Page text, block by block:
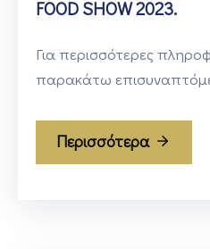
FOOD SHOW 2023.
Για περισσότερες
παρακάτω
Περισσότερα